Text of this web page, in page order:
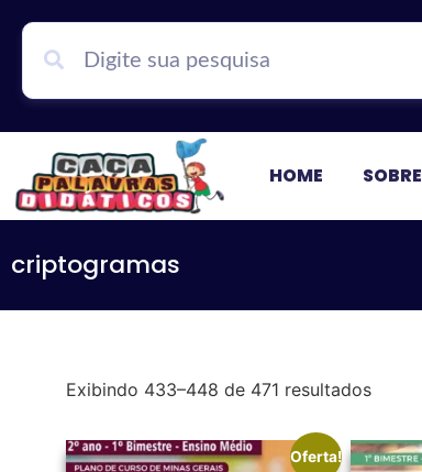
HOME SOBRE
criptogramas
Exibindo 433–448 de 471 resultados
Oferta!